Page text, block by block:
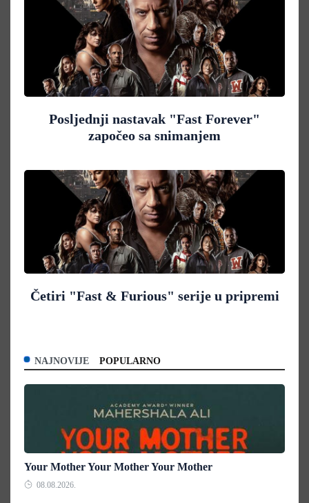
Posljednji nastavak "Fast Forever"
započeo sa snimanjem
Četiri "Fast & Furious" serije u pripremi
NAJNOVIJE POPULARNO
Your Mother Your Mother Your Mother
08.08.2026.